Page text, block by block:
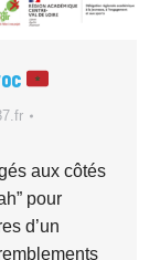
aux côtés
pour
d’un